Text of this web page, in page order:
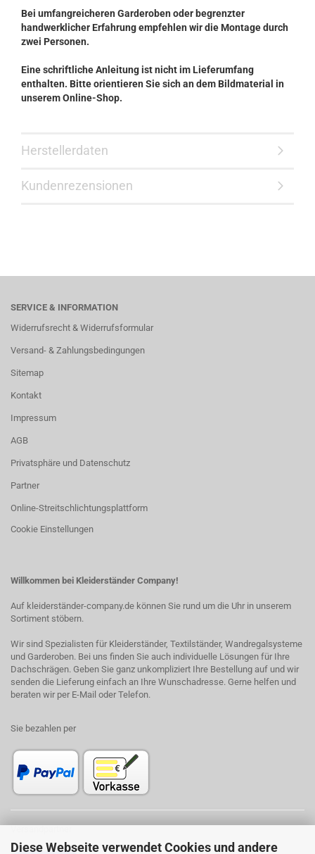
Diese Webseite verwendet Cookies und andere
Bei umfangreicheren Garderoben oder begrenzter
handwerklicher Erfahrung empfehlen wir die Montage durch
zwei Personen.
Eine schriftliche Anleitung ist nicht im Lieferumfang
enthalten. Bitte orientieren Sie sich an dem Bildmaterial in
unserem Online-Shop.
Herstellerdaten
Kundenrezensionen
SERVICE & INFORMATION
Widerrufsrecht & Widerrufsformular
Versand- & Zahlungsbedingungen
Sitemap
Kontakt
Impressum
AGB
Privatsphäre und Datenschutz
Partner
Online-Streitschlichtungsplattform
Cookie Einstellungen
Willkommen bei Kleiderständer Company!
Auf kleiderständer-company.de können Sie rund um die Uhr in unserem
Sortiment stöbern.
Wir sind Spezialisten für Kleiderständer, Textilständer, Wandregalsysteme
und Garderoben. Bei uns finden Sie auch individuelle Lösungen für Ihre
Dachschrägen. Geben Sie ganz unkompliziert Ihre Bestellung auf und wir
senden die Lieferung einfach an Ihre Wunschadresse. Gerne helfen und
beraten wir per E-Mail oder Telefon.
Sie bezahlen per